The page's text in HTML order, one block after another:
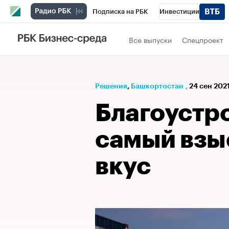
Подписка на РБК Инвестиции
РБК Вино
Проверка контрагентов
Все выпуски Спецпроект
Решения⁠, Башкортостан , 24 сен
самый
вкус